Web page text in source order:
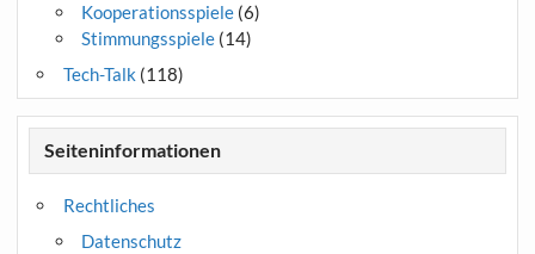
Kooperationsspiele(6)
Stimmungsspiele(14)
Tech-Talk (118)
Seiteninformationen
Rechtliches
Datenschutz